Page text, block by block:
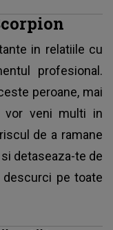
in relatiile cu
profesional.
peroane, mai
vor veni multi in
de a ramane
detaseaza-te de
pe toate